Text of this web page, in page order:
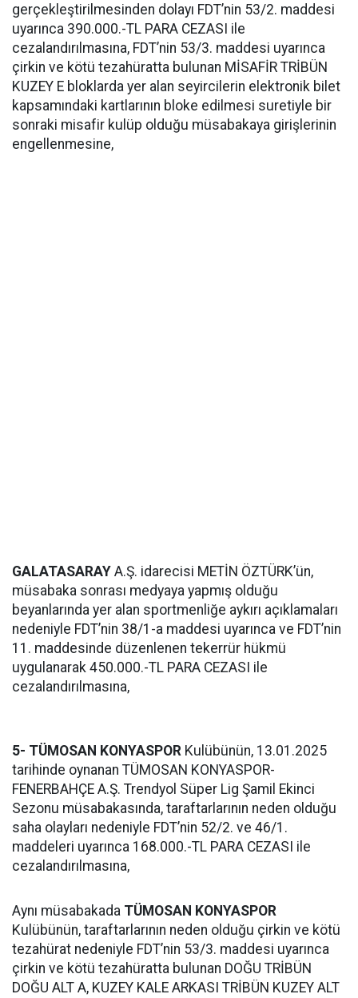
gerçekleştirilmesinden dolayı FDT’nin 53/2. maddesi
uyarınca 390.000.-TL PARA CEZASI ile
cezalandırılmasına, FDT’nin 53/3. maddesi uyarınca
çirkin ve kötü tezahüratta bulunan MİSAFİR TRİBÜN
KUZEY E bloklarda yer alan seyircilerin elektronik bilet
kapsamındaki kartlarının bloke edilmesi suretiyle bir
sonraki misafir kulüp olduğu müsabakaya girişlerinin
engellenmesine,
GALATASARAY A.Ş. idarecisi METİN ÖZTÜRK’ün,
müsabaka sonrası medyaya yapmış olduğu
beyanlarında yer alan sportmenliğe aykırı açıklamaları
nedeniyle FDT’nin 38/1-a maddesi uyarınca ve FDT’nin
11. maddesinde düzenlenen tekerrür hükmü
uygulanarak 450.000.-TL PARA CEZASI ile
cezalandırılmasına,
5- TÜMOSAN KONYASPOR Kulübünün, 13.01.2025
tarihinde oynanan TÜMOSAN KONYASPOR-
FENERBAHÇE A.Ş. Trendyol Süper Lig Şamil Ekinci
Sezonu müsabakasında, taraftarlarının neden olduğu
saha olayları nedeniyle FDT’nin 52/2. ve 46/1.
maddeleri uyarınca 168.000.-TL PARA CEZASI ile
cezalandırılmasına,
Aynı müsabakada TÜMOSAN KONYASPOR
Kulübünün, taraftarlarının neden olduğu çirkin ve kötü
tezahürat nedeniyle FDT’nin 53/3. maddesi uyarınca
çirkin ve kötü tezahüratta bulunan DOĞU TRİBÜN
DOĞU ALT A, KUZEY KALE ARKASI TRİBÜN KUZEY ALT